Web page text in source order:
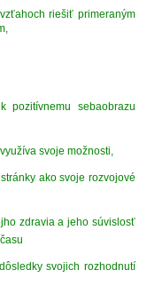
riešiť primeraným
pozitívnemu sebaobrazu
svoje možnosti,
ako svoje rozvojové
zdravia a jeho súvislosť
svojich rozhodnutí